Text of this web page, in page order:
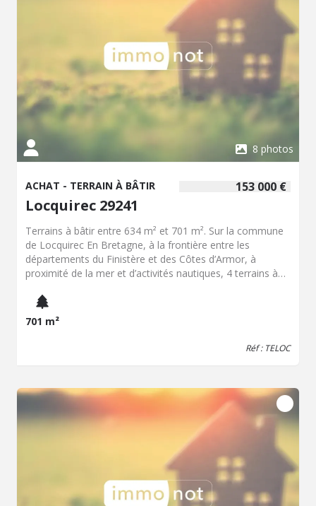
8 photos
153 000 €
ACHAT - TERRAIN À BÂTIR
Locquirec 29241
Terrains à bâtir entre 634 m² et 701 m². Sur la commune
de Locquirec En Bretagne, à la frontière entre les
départements du Finistère et des Côtes d’Armor, à
proximité de la mer et d’activités nautiques, 4 terrains à
(entre 634m² et 701m²). Venez découvrir ces terrains
constructibles, rare sur le marché, situés à 300m de la
plage du Moulin de la Rive et à proximité de la Plage des
Sables Blancs. Sur l’ensemble des lots, les réseaux sont
d'infiltration. En ce qui concerne l’accessibilité, chaque lot
disposent de 2 places de parking privatives. La surface
plancher constructible maximum autorisée est de 300m²
pour 9m de hauteur. Vous êtes à la recherche d’un terrain
pour y construire une résidence principale ou une
résidence secondaire (taxe d’habitation), au sein d’une
commune dynamique, à 21 km de Morlaix et de Lannion,
à 1 heure de Brest, ne rater pas cette opportunité
d’acquérir un terrain déjà viabilisé. La commune bénéficie
701 m²
Réf : TELOC